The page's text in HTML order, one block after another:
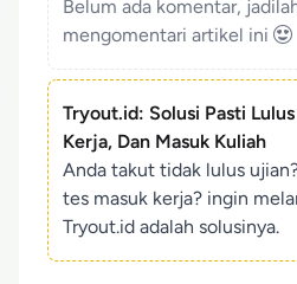
Belum ada komentar,
mengomentari artikel ini
Tryout.id: Solusi Pasti
Kerja, Dan Masuk Kuliah
Anda takut tidak lulus
tes masuk kerja? ingin
Tryout.id adalah solusinya.